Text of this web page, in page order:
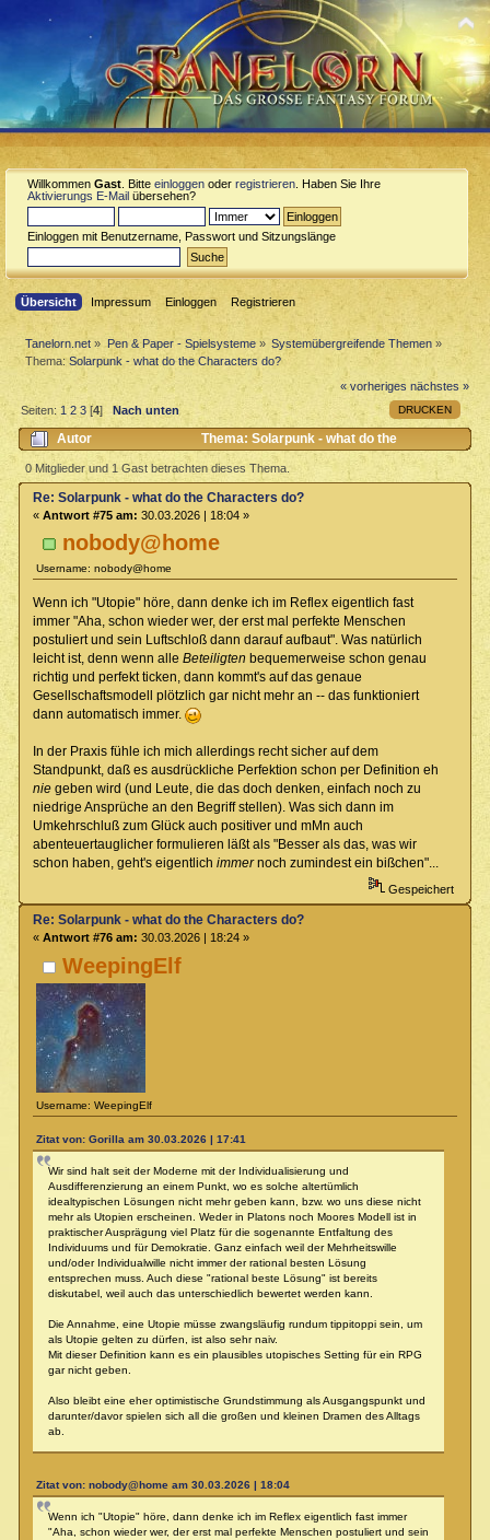
Willkommen Gast . Bitte einloggen oder registrieren . Haben Sie Ihre
Aktivierungs E-Mail übersehen?
Einloggen mit Benutzername, Passwort und Sitzungslänge
Übersicht Impressum Einloggen Registrieren
Tanelorn.net » Pen & Paper - Spielsysteme» Systemübergreifende Themen »
Thema:Solarpunk - what do the Characters do?
« vorheriges nächstes »
DRUCKEN
Seiten:1 2 3 [4] Nach unten
Autor
Thema: Solarpunk - what do the
Characters do? (Gelesen 4314 mal)
0 Mitglieder und 1 Gast betrachten dieses Thema.
nobody@home
Username: nobody@home
Re: Solarpunk - what do the Characters do?
« Antwort #75 am: 30.03.2026 | 18:04 »
Wenn ich "Utopie" höre, dann denke ich im Reflex eigentlich fast
immer "Aha, schon wieder wer, der erst mal perfekte Menschen
postuliert und sein Luftschloß dann darauf aufbaut". Was natürlich
leicht ist, denn wenn alle Beteiligten bequemerweise schon genau
richtig und perfekt ticken, dann kommt's auf das genaue
Gesellschaftsmodell plötzlich gar nicht mehr an -- das funktioniert
dann automatisch immer.
In der Praxis fühle ich mich allerdings recht sicher auf dem
Standpunkt, daß es ausdrückliche Perfektion schon per Definition eh
niegeben wird (und Leute, die das doch denken, einfach noch zu
niedrige Ansprüche an den Begriff stellen). Was sich dann im
Umkehrschluß zum Glück auch positiver und mMn auch
abenteuertauglicher formulieren läßt als "Besser als das, was wir
schon haben, geht's eigentlich immernoch zumindest ein bißchen"...
Gespeichert
WeepingElf
Username: WeepingElf
Re: Solarpunk - what do the Characters do?
« Antwort #76 am: 30.03.2026 | 18:24 »
Zitat von: Gorilla am 30.03.2026 | 17:41
Wir sind halt seit der Moderne mit der Individualisierung und
Ausdifferenzierung an einem Punkt, wo es solche altertümlich
idealtypischen Lösungen nicht mehr geben kann, bzw. wo uns diese nicht
mehr als Utopien erscheinen. Weder in Platons noch Moores Modell ist in
praktischer Ausprägung viel Platz für die sogenannte Entfaltung des
Individuums und für Demokratie. Ganz einfach weil der Mehrheitswille
und/oder Individualwille nicht immer der rational besten Lösung
entsprechen muss. Auch diese "rational beste Lösung" ist bereits
diskutabel, weil auch das unterschiedlich bewertet werden kann.
Die Annahme, eine Utopie müsse zwangsläufig rundum tippitoppi sein, um
als Utopie gelten zu dürfen, ist also sehr naiv.
Mit dieser Definition kann es ein plausibles utopisches Setting für ein RPG
gar nicht geben.
Also bleibt eine eher optimistische Grundstimmung als Ausgangspunkt und
darunter/davor spielen sich all die großen und kleinen Dramen des Alltags
ab.
Zitat von: nobody@home am 30.03.2026 | 18:04
Wenn ich "Utopie" höre, dann denke ich im Reflex eigentlich fast immer
"Aha, schon wieder wer, der erst mal perfekte Menschen postuliert und sein